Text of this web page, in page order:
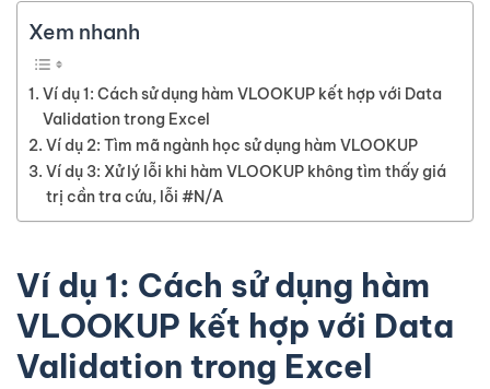
Xem nhanh
Ví dụ 1: Cách sử dụng hàm VLOOKUP kết hợp với Data
Validation trong Excel
Ví dụ 2: Tìm mã ngành học sử dụng hàm VLOOKUP
Ví dụ 3: Xử lý lỗi khi hàm VLOOKUP không tìm thấy giá
trị cần tra cứu, lỗi #N/A
Ví dụ 1: Cách sử dụng hàm
VLOOKUP kết hợp với Data
Validation trong Excel